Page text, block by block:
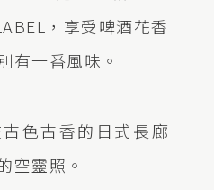
，享受啤酒花香
有一番風味。
色古香的日式長廊
空靈照。